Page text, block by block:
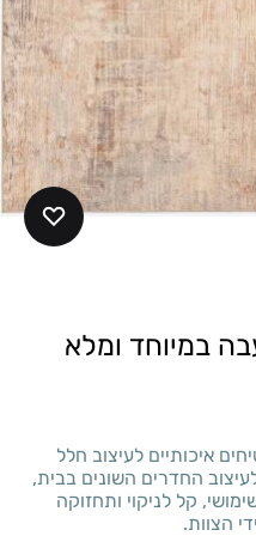
במיוחד ומלא
איכותיים לעיצוב חלל
החדרים השונים בבית,
קל לניקוי ותחזוקה
הצוות.